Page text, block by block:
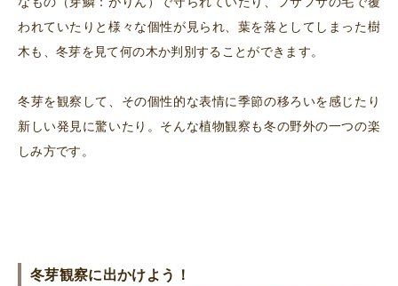
われていたりと様々な個性が見られ、葉を落としてしまった樹
木も、冬芽を見て何の木か判別することができます。
冬芽を観察して、その個性的な表情に季節の移ろいを感じたり
新しい発見に驚いたり。そんな植物観察も冬の野外の一つの楽
しみ方です。
冬芽観察に出かけよう！